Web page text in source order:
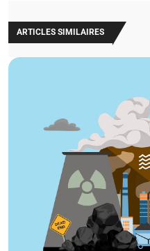
ARTICLES SIMILAIRES